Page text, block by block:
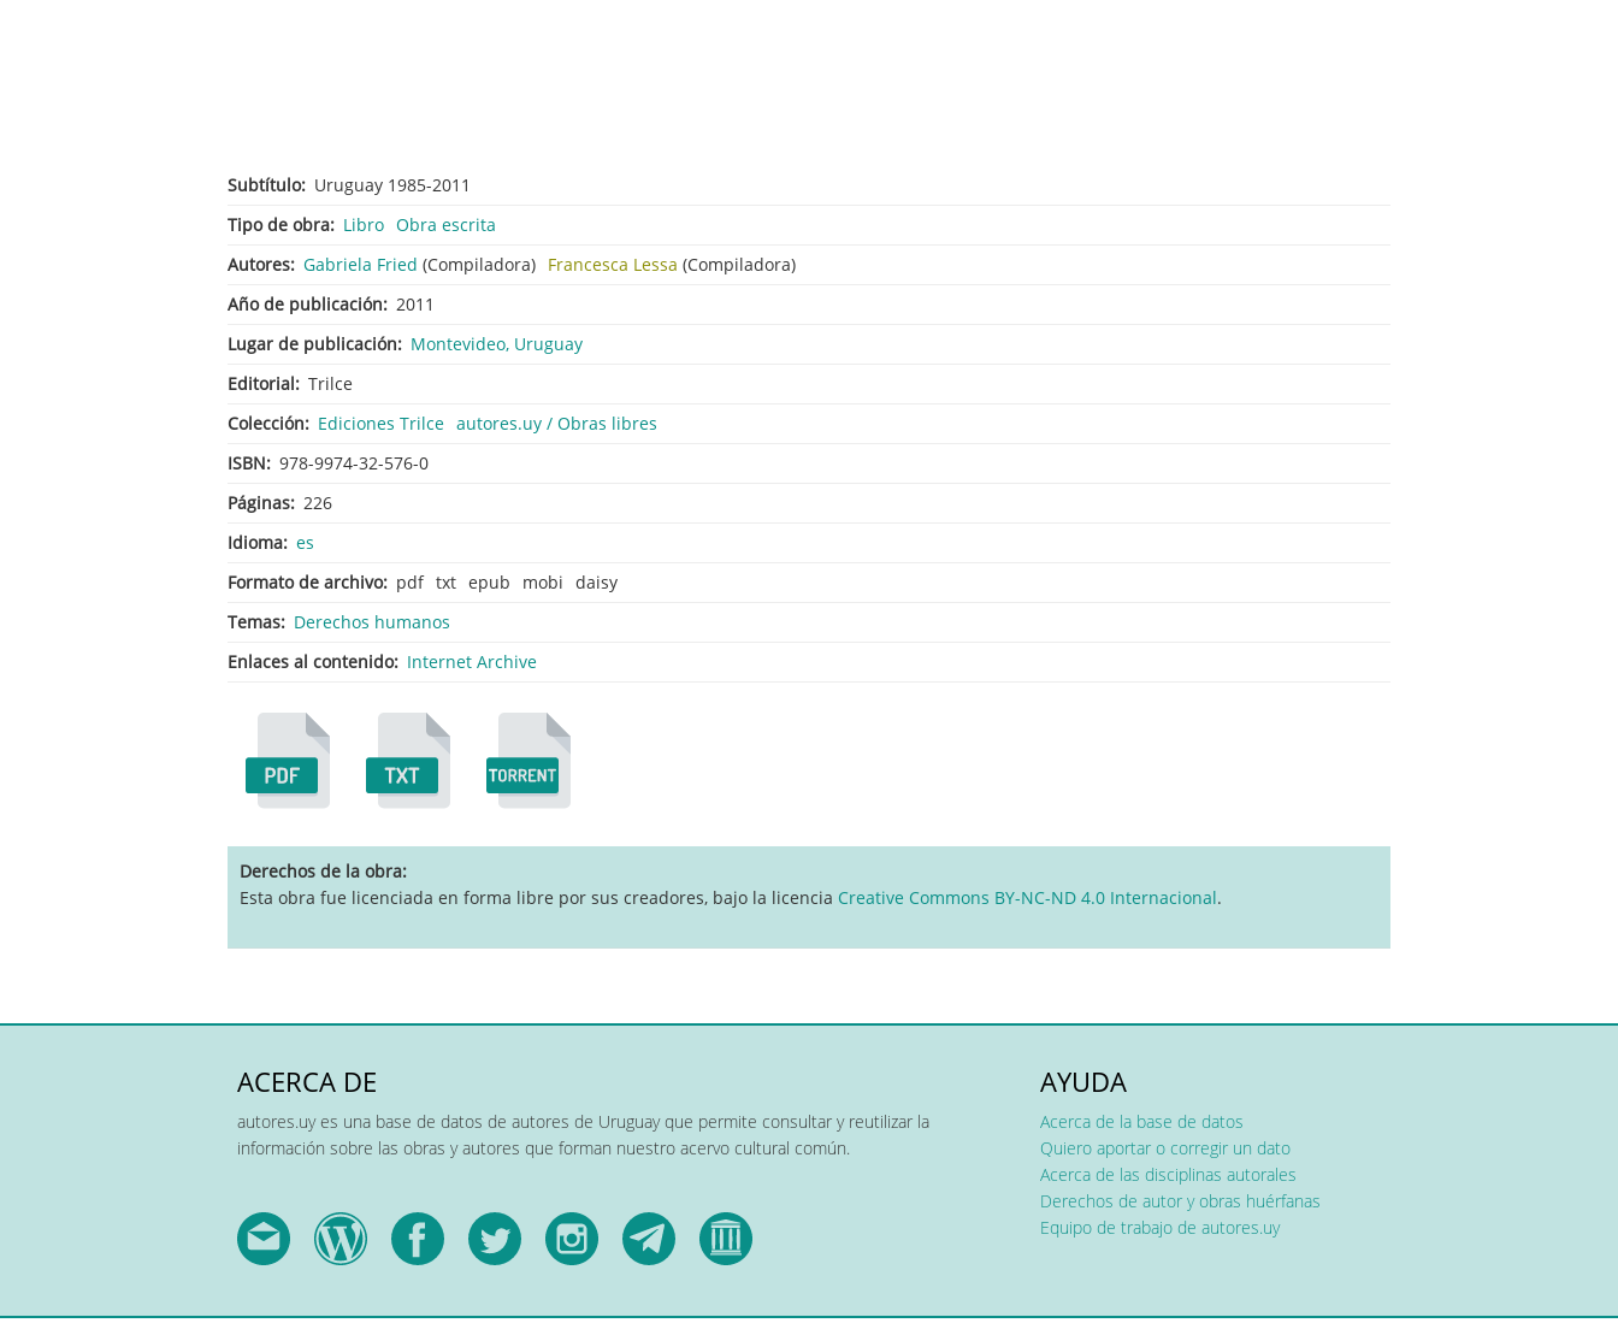
Subtítulo
Uruguay 1985-2011
Tipo de obra
Libro Obra escrita
Autores Gabriela Fried (Compiladora) Francesca Lessa (Compiladora)
Año de publicación
2011
Lugar de publicación
Montevideo, Uruguay
Editorial
Trilce
Colección
Ediciones Trilce autores.uy / Obras libres
ISBN
978-9974-32-576-0
Páginas
226
Idioma es
Formato de archivo
pdf txt epub mobi daisy
Temas
Derechos humanos
Enlaces al contenido
Internet Archive
Derechos de la obra
Esta obra fue licenciada en forma libre por sus creadores, bajo la licencia Creative Commons BY-NC-ND 4.0 Internacional.
ACERCA DE
autores.uy es una base de datos de autores de Uruguay que permite consultar y reutilizar la
información sobre las obras y autores que forman nuestro acervo cultural común.
AYUDA
Acerca de la base de datos
Quiero aportar o corregir un dato
Acerca de las disciplinas autorales
Derechos de autor y obras huérfanas
Equipo de trabajo de autores.uy